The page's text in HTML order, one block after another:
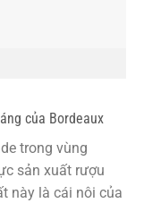
của Bordeaux
trong vùng
sản xuất rượu
này là cái nôi của